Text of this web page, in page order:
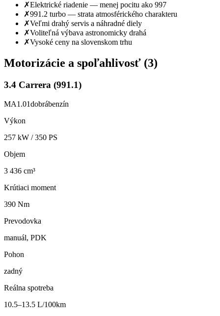
✗Elektrické riadenie — menej pocitu ako 997
✗991.2 turbo — strata atmosférického charakteru
✗Veľmi drahý servis a náhradné diely
✗Voliteľná výbava astronomicky drahá
✗Vysoké ceny na slovenskom trhu
Motorizácie a spoľahlivosť (3)
3.4 Carrera (991.1)
MA1.01dobrábenzín
Výkon
257 kW /350 PS
Objem
3 436 cm³
Krútiaci moment
390 Nm
Prevodovka
manuál, PDK
Pohon
zadný
Reálna spotreba
10.5–13.5 L/100km